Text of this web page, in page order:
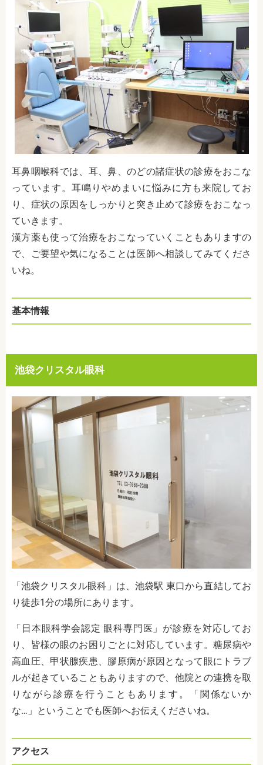
耳鼻咽喉科では、 耳、鼻、のどの諸症状の診療をおこな
っています。耳鳴りやめまいに悩みに方も来院してお
り、症状の原因をしっかりと突き止めて診療をおこなっ
ていきます。
漢方薬も使って治療をおこなっていくこともありますの
で、ご要望や気になることは医師へ相談してみてくださ
いね。
基本情報
池袋クリスタル眼科
「池袋クリスタル眼科」は、池袋駅 東口から直結してお
り徒歩1分の場所にあります。
「日本眼科学会認定 眼科専門医」が診療を対応してお
り、皆様の眼のお困りごとに対応しています。 糖尿病や
高血圧、甲状腺疾患、膠原病が原因となって眼にトラブ
ルが起きていることもありますので、他院との連携を取
りながら診療を行うこともあります。「関係ないか
な…」ということでも医師へお伝えくださいね。
アクセス